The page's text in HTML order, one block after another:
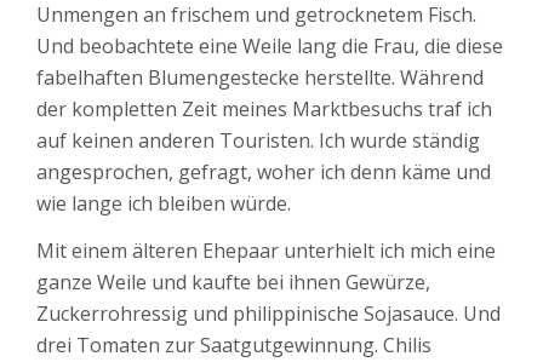
Unmengen an frischem und getrocknetem Fisch.
Und beobachtete eine Weile lang die Frau, die diese
fabelhaften Blumengestecke herstellte. Während
der kompletten Zeit meines Marktbesuchs traf ich
auf keinen anderen Touristen. Ich wurde ständig
angesprochen, gefragt, woher ich denn käme und
wie lange ich bleiben würde.
Mit einem älteren Ehepaar unterhielt ich mich eine
ganze Weile und kaufte bei ihnen Gewürze,
Zuckerrohressig und philippinische Sojasauce. Und
drei Tomaten zur Saatgutgewinnung. Chilis